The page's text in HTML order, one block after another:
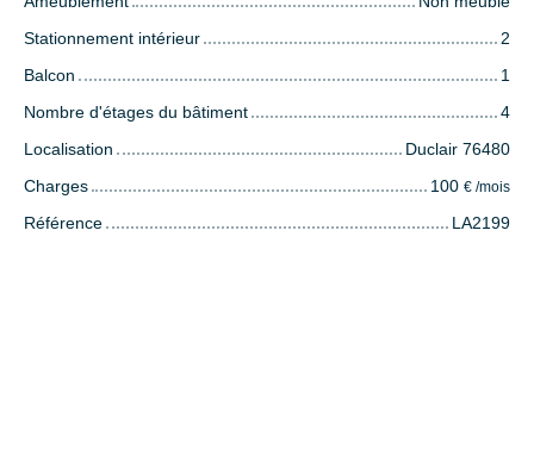
Stationnement intérieur
2
Balcon
1
Nombre d'étages du bâtiment
4
Localisation
Duclair 76480
Charges
100 € /mois
Référence LA2199